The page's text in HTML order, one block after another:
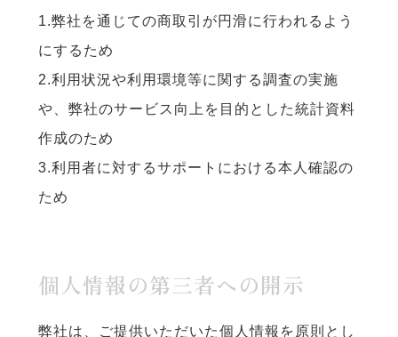
1.弊社を通じての商取引が円滑に行われるよう
にするため
2.利用状況や利用環境等に関する調査の実施
や、弊社のサービス向上を目的とした統計資料
作成のため
3.利用者に対するサポートにおける本人確認の
ため
個人情報の第三者への開示
弊社は、ご提供いただいた個人情報を原則とし